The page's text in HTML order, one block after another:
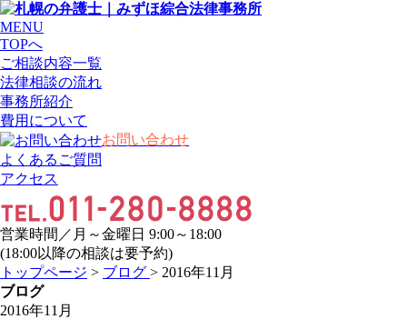
MENU
TOPへ
ご相談内容一覧
法律相談の流れ
事務所紹介
費用について
お問い合わせ
よくあるご質問
アクセス
営業時間／月～金曜日 9:00～18:00
(18:00以降の相談は要予約)
トップページ > ブログ > 2016年11月
ブログ
2016年11月